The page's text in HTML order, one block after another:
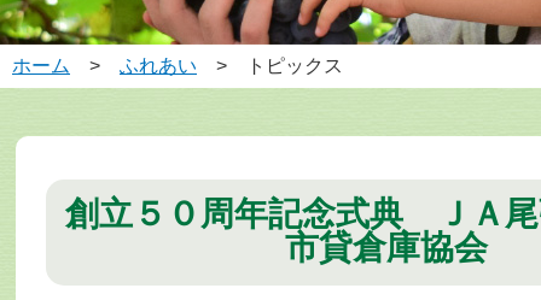
ホーム > ふれあい > トピックス
創立５０周年記念式典 ＪＡ
市貸倉庫協会